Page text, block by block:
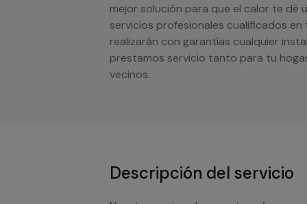
mejor solución para que el calor te dé
servicios profesionales cualificados
realizarán con garantías cualquier
prestamos servicio tanto para tu
vecinos.
Descripción del servicio